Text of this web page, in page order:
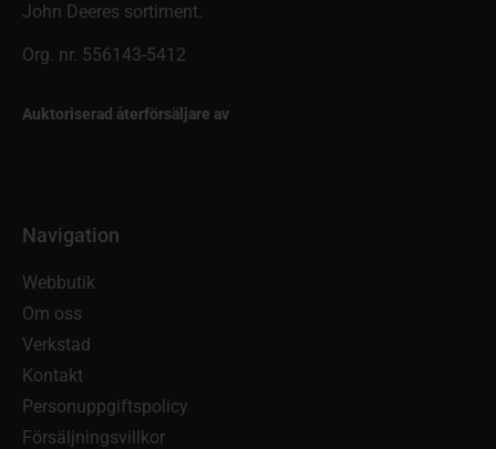
John Deeres sortiment.
Org. nr. 556143-5412
Auktoriserad återförsäljare av
Navigation
Webbutik
Om oss
Verkstad
Kontakt
Personuppgiftspolicy
Försäljningsvillkor